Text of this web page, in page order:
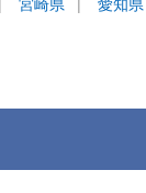
宮崎県 愛知県